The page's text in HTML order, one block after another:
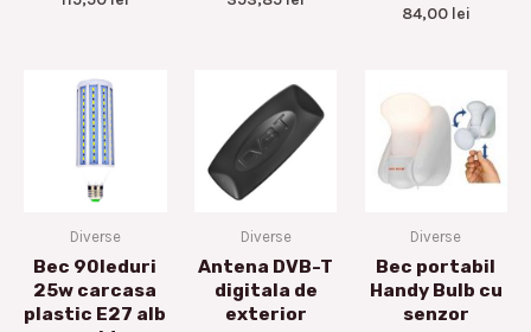
84,00 lei
Diverse
Bec 90leduri
25w carcasa
plastic E27 alb
Diverse
Antena DVB-T
digitala de
exterior
Diverse
Bec portabil
Handy Bulb cu
senzor